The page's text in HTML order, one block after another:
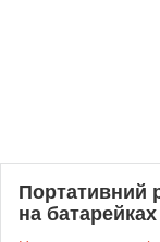
Портативний
на